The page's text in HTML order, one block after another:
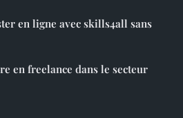
en ligne avec skills4all sans
en freelance dans le secteur